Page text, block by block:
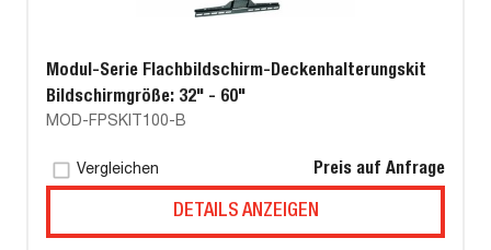
Modul-Serie Flachbildschirm-Deckenhalterungskit
Bildschirmgröße: 32" - 60"
MOD-FPSKIT100-B
Vergleichen Preis auf Anfrage
DETAILS ANZEIGEN